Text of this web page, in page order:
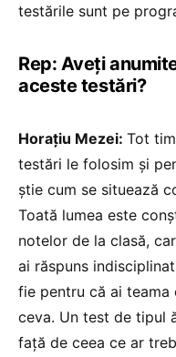
testările sunt pe
Rep: Aveți
aceste testări?
Horațiu Mezei: Tot
testări le folosim și
știe cum se situează
Toată lumea este
notelor de la clasă,
ai răspuns
fie pentru că ai
ceva. Un test de tipul
față de ceea ce ar